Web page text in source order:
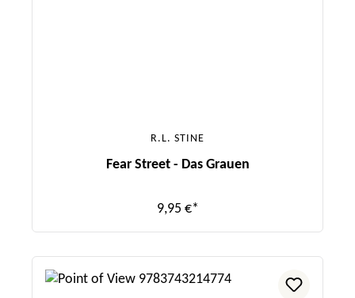
R.L. STINE
Fear Street - Das Grauen
9,95 €*